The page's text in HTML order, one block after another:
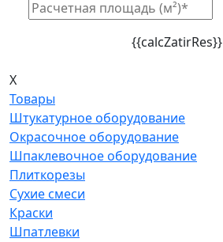
{{calcZatirRes}}
X
Товары
Штукатурное оборудование
Окрасочное оборудование
Шпаклевочное оборудование
Плиткорезы
Сухие смеси
Краски
Шпатлевки